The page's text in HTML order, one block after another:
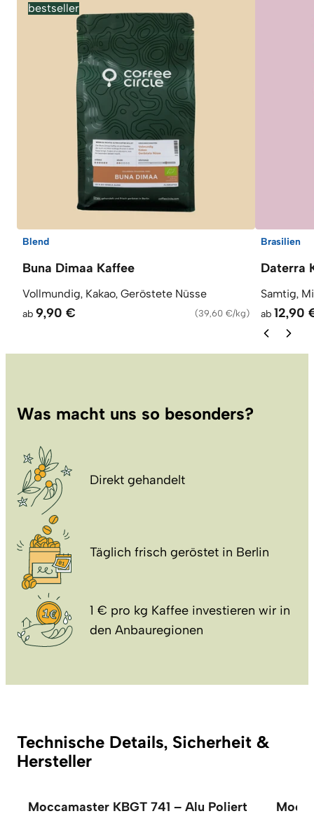
bestseller
Blend
Buna Dimaa Kaffee
Vollmundig, Kakao, Geröstete Nüsse
ab 9,90 € (39,60 €/kg)
Brasilien
Daterra
Samtig,
ab 12,90
Was macht uns so besonders?
Direkt gehandelt
Täglich frisch geröstet in Berlin
1 € pro kg Kaffee investieren wir in
den Anbauregionen
Technische Details, Sicherheit &
Hersteller
Moccamaster KBGT 741 – Alu Poliert